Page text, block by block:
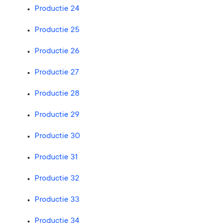
Productie 24
Productie 25
Productie 26
Productie 27
Productie 28
Productie 29
Productie 30
Productie 31
Productie 32
Productie 33
Productie 34